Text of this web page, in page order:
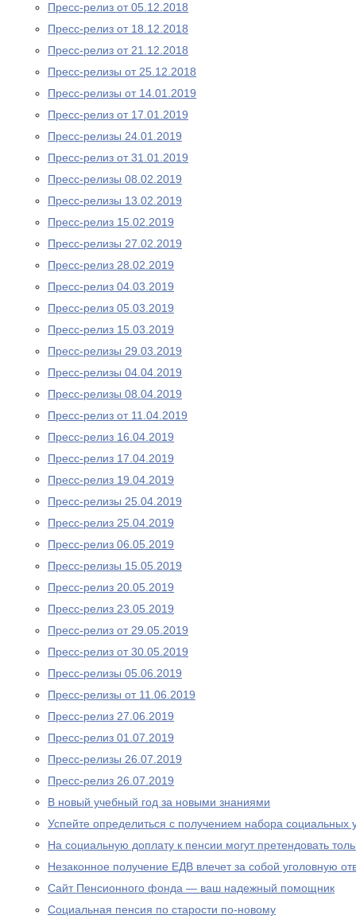
Пресс-релиз от 05.12.2018
Пресс-релиз от 18.12.2018
Пресс-релиз от 21.12.2018
Пресс-релизы от 25.12.2018
Пресс-релизы от 14.01.2019
Пресс-релиз от 17.01.2019
Пресс-релизы 24.01.2019
Пресс-релиз от 31.01.2019
Пресс-релизы 08.02.2019
Пресс-релизы 13.02.2019
Пресс-релиз 15.02.2019
Пресс-релизы 27.02.2019
Пресс-релиз 28.02.2019
Пресс-релиз 04.03.2019
Пресс-релиз 05.03.2019
Пресс-релиз 15.03.2019
Пресс-релизы 29.03.2019
Пресс-релизы 04.04.2019
Пресс-релизы 08.04.2019
Пресс-релиз от 11.04.2019
Пресс-релиз 16.04.2019
Пресс-релиз 17.04.2019
Пресс-релиз 19.04.2019
Пресс-релизы 25.04.2019
Пресс-релиз 25.04.2019
Пресс-релиз 06.05.2019
Пресс-релизы 15.05.2019
Пресс-релиз 20.05.2019
Пресс-релиз 23.05.2019
Пресс-релиз от 29.05.2019
Пресс-релиз от 30.05.2019
Пресс-релизы 05.06.2019
Пресс-релизы от 11.06.2019
Пресс-релиз 27.06.2019
Пресс-релиз 01.07.2019
Пресс-релизы 26.07.2019
Пресс-релиз 26.07.2019
В новый учебный год за новыми знаниями
Успейте определиться с получением набора социальных
На социальную доплату к пенсии могут претендовать
Незаконное получение ЕДВ влечет за собой уголовную
Сайт Пенсионного фонда — ваш надежный помощник
Социальная пенсия по старости по-новому